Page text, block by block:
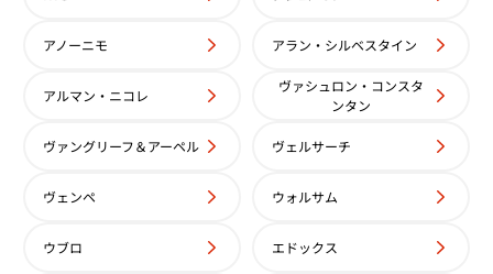
アノーニモ アラン・シルベスタイン
アルマン・ニコレ
ヴァシュロン・コンスタ
ンタン
ヴァングリーフ＆アーペル ヴェルサーチ
ヴェンペ ウォルサム
ウブロ エドックス